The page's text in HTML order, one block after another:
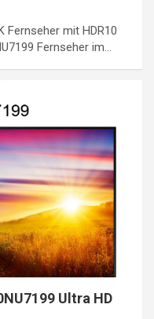
Fernseher mit HDR10
Fernseher im…
Ultra HD